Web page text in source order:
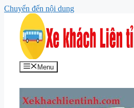
Chuyển đến nội dung
Menu